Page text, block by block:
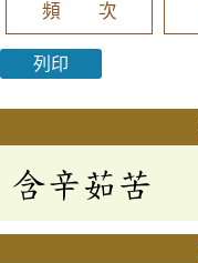
頻 次
列印
含辛茹苦